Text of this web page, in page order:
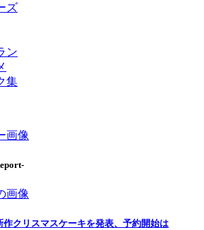
ズ
ン
集
作クリスマスケーキを発表、予約開始は